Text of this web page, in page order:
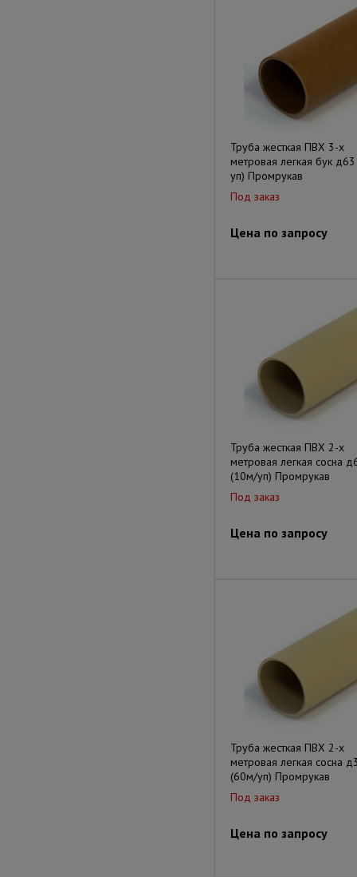
Труба жесткая ПВХ 3-х
метровая легкая бук
уп) Промрукав
Под заказ
Цена по запросу
Труба жесткая ПВХ 2-х
метровая легкая сосна
(10м/уп) Промрукав
Под заказ
Цена по запросу
Труба жесткая ПВХ 2-х
метровая легкая сосна
(60м/уп) Промрукав
Под заказ
Цена по запросу